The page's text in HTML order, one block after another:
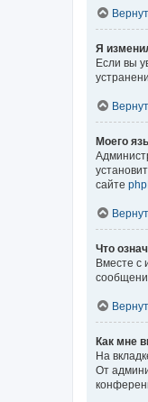
Я
Если вы
Моего
сайте
Что
Вместе с
Как мне
На
От